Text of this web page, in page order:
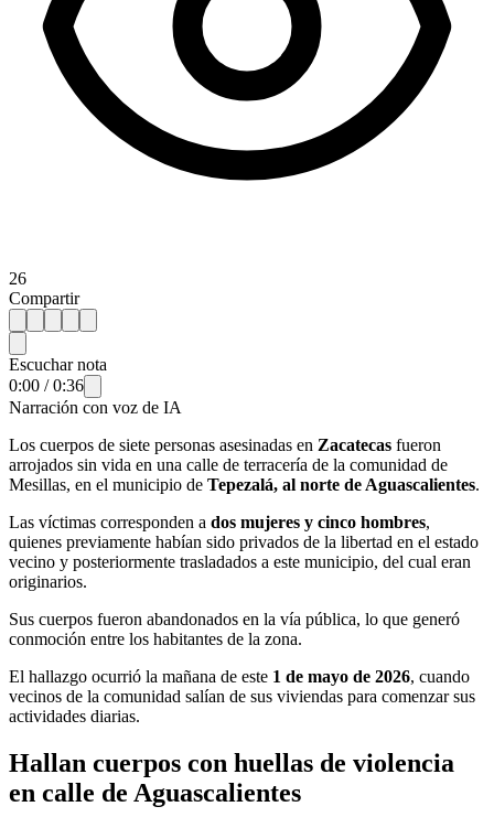
26
Compartir
Escuchar nota
0:00 /0:36
Narración con voz de IA
Los cuerpos de siete personas asesinadas en Zacatecas fueron
arrojados sin vida en una calle de terracería de la comunidad de
Mesillas, en el municipio de Tepezalá, al norte de Aguascalientes.
Las víctimas corresponden a dos mujeres y cinco hombres,
quienes previamente habían sido privados de la libertad en el estado
vecino y posteriormente trasladados a este municipio, del cual eran
originarios.
Sus cuerpos fueron abandonados en la vía pública, lo que generó
conmoción entre los habitantes de la zona.
El hallazgo ocurrió la mañana de este 1 de mayo de 2026, cuando
vecinos de la comunidad salían de sus viviendas para comenzar sus
actividades diarias.
Hallan cuerpos con huellas de violencia
en calle de Aguascalientes